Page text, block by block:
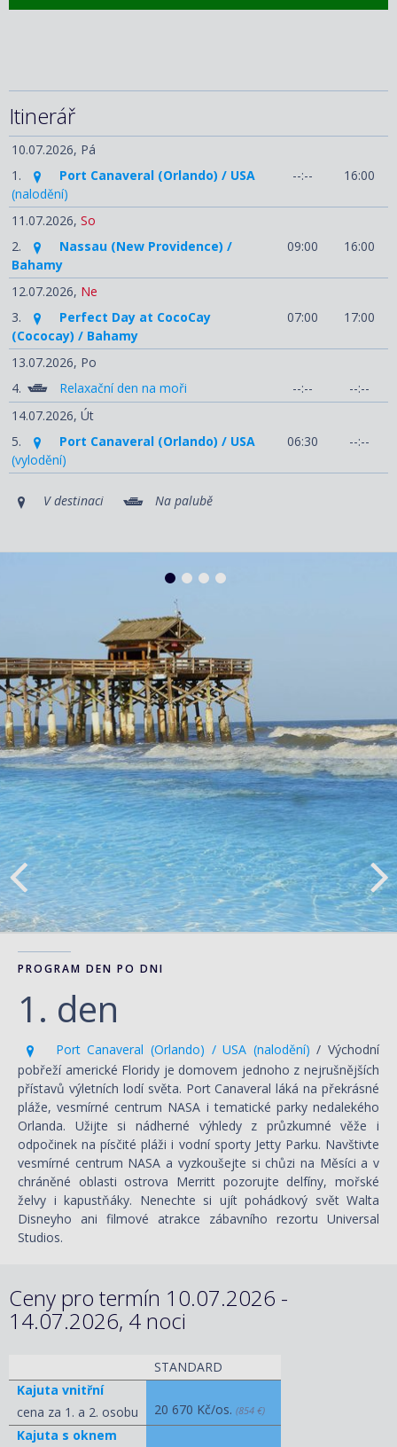
Itinerář
10.07.2026, Pá
1.
Port Canaveral (Orlando) / USA
(nalodění)
--:-- 16:00
11.07.2026, So
2.
Nassau (New Providence) /
Bahamy
09:00 16:00
12.07.2026, Ne
3.
Perfect Day at CocoCay
(Cococay) / Bahamy
07:00 17:00
13.07.2026, Po
4.
Relaxační den na moři --:--
--:--
14.07.2026, Út
5.
Port Canaveral (Orlando) / USA
(vylodění)
06:30 --:--
V destinaci Na palubě
PROGRAM DEN PO DNI
1. den
Port Canaveral (Orlando) / USA (nalodění)/ Východní
pobřeží americké Floridy je domovem jednoho z nejrušnějších
přístavů výletních lodí světa. Port Canaveral láká na překrásné
pláže, vesmírné centrum NASA i tematické parky nedalekého
Orlanda. Užijte si nádherné výhledy z průzkumné věže i
odpočinek na písčité pláži i vodní sporty Jetty Parku. Navštivte
vesmírné centrum NASA a vyzkoušejte si chůzi na Měsíci a v
chráněné oblasti ostrova Merritt pozorujte delfíny, mořské
želvy i kapustňáky. Nenechte si ujít pohádkový svět Walta
Disneyho ani filmové atrakce zábavního rezortu Universal
Studios.
Ceny pro termín 10.07.2026 -
14.07.2026, 4 noci
STANDARD
Kajuta vnitřní
cena za 1. a 2. osobu
20 670 Kč/os. (854 €)
Kajuta s oknem